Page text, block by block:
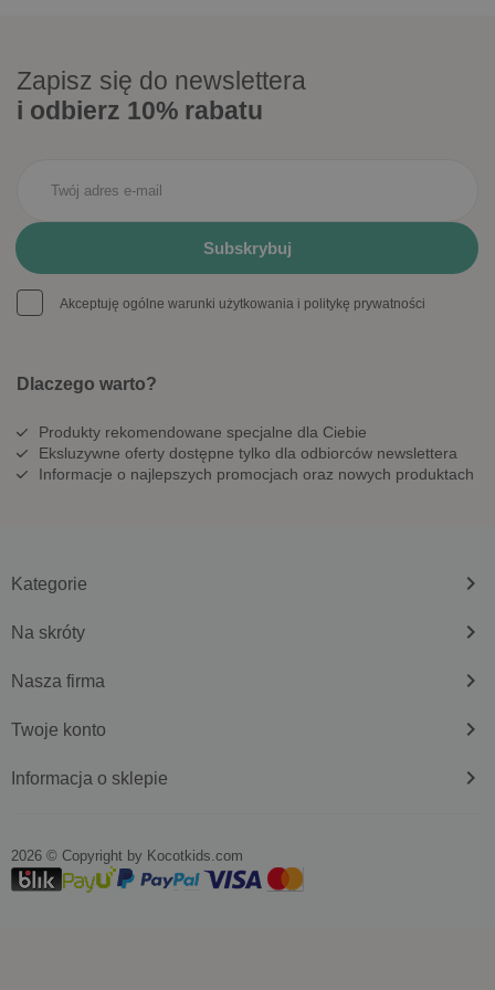
Zapisz się do newslettera
i odbierz 10% rabatu
Akceptuję ogólne warunki użytkowania i politykę prywatności
Dlaczego warto?
Produkty rekomendowane specjalne dla Ciebie
Eksluzywne oferty dostępne tylko dla odbiorców newslettera
Informacje o najlepszych promocjach oraz nowych produktach
Kategorie keyboard_arrow_right
Na skróty keyboard_arrow_right
Nasza firma keyboard_arrow_right
Twoje konto keyboard_arrow_right
Informacja o sklepie keyboard_arrow_right
2026 © Copyright by kocotkids.com